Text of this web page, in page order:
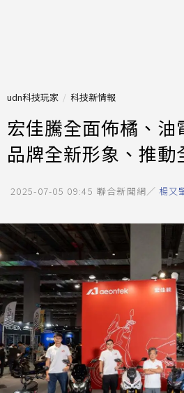
udn科技玩家 科技新情報
宏佳騰全面佈橘、油
品牌全新形象、推動
2025-07-05 09:45 聯合新聞網／ 楊又